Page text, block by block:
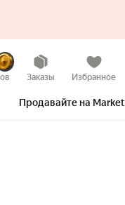
Заказы Избранное
Продавайте на Market